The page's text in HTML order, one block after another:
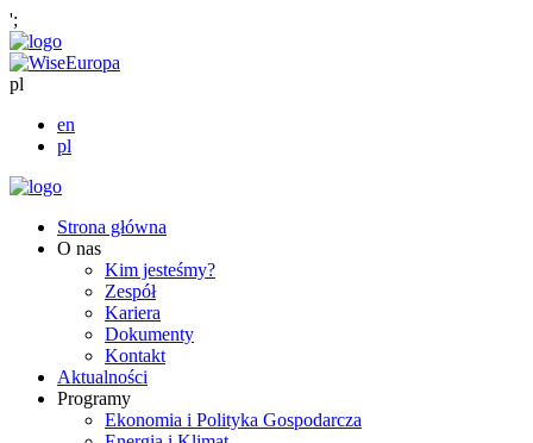
';
pl
en
pl
Strona główna
O nas
Kim jesteśmy?
Zespół
Kariera
Dokumenty
Kontakt
Aktualności
Programy
Ekonomia i Polityka Gospodarcza